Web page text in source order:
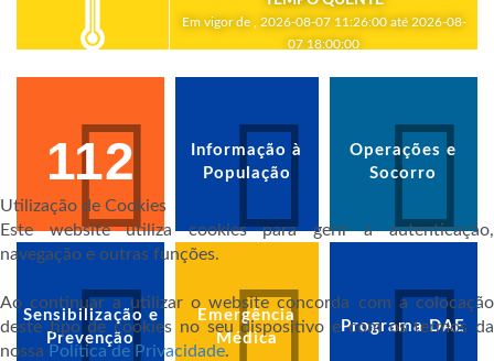
Em vigor de , 2026-08-07 11:26:00 até 2026-08-
07 18:00:00
112
Informação à
População
Operações e
Socorro
Sensibilização e
Prevenção
Emergência
Médica
Programa DAE
Utilização de Cookies
Este website utiliza cookies para gerir a autenticação,
navegação e outras funções.
Ao continuar a utilizar o website concorda com a colocação
deste tipo de cookies no seu dispositivo e com os termos da
nossa Política de Privacidade.